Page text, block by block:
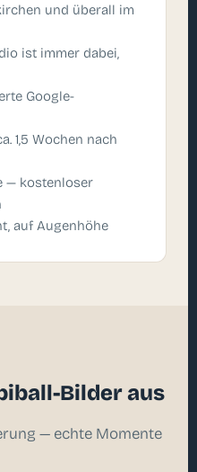
und überall im
ist immer dabei,
Google-
1,5 Wochen nach
— kostenloser
auf Augenhöhe
Bilder aus
— echte Momente